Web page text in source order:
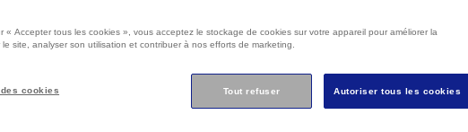
Epson L1270 Support
« Accepter tous les cookies », vous acceptez le stockage de cookies sur votre appareil pour améliorer la
site, analyser son utilisation et contribuer à nos efforts de marketing.
Tout refuser Autoriser tous les cookies
cookies